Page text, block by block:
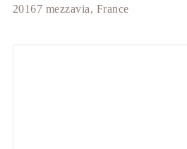
20167 mezzavia, France